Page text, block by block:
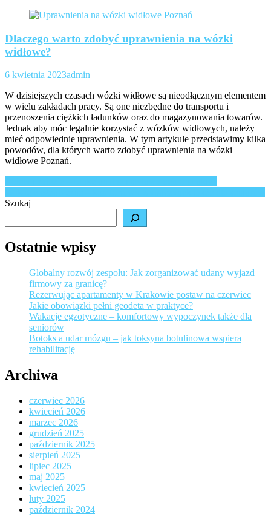
Dlaczego warto zdobyć uprawnienia na wózki
widłowe?
6 kwietnia 2023admin
W dzisiejszych czasach wózki widłowe są nieodłącznym elementem
w wielu zakładach pracy. Są one niezbędne do transportu i
przenoszenia ciężkich ładunków oraz do magazynowania towarów.
Jednak aby móc legalnie korzystać z wózków widłowych, należy
mieć odpowiednie uprawnienia. W tym artykule przedstawimy kilka
powodów, dla których warto zdobyć uprawnienia na wózki
widłowe Poznań.
Nawigacja
wpisu
Szukaj
Ostatnie wpisy
Globalny rozwój zespołu: Jak zorganizować udany wyjazd
firmowy za granicę?
Rezerwując apartamenty w Krakowie postaw na czerwiec
Jakie obowiązki pełni geodeta w praktyce?
Wakacje egzotyczne – komfortowy wypoczynek także dla
seniorów
Botoks a udar mózgu – jak toksyna botulinowa wspiera
rehabilitację
Archiwa
czerwiec 2026
kwiecień 2026
marzec 2026
grudzień 2025
październik 2025
sierpień 2025
lipiec 2025
maj 2025
kwiecień 2025
luty 2025
październik 2024